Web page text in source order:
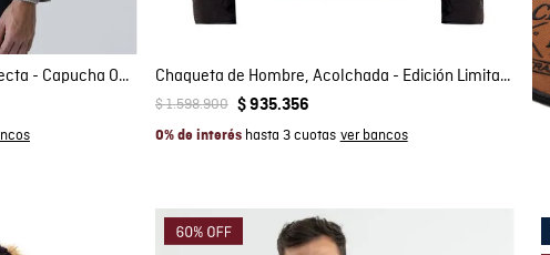
Chaqueta de Hombre, Silueta Recta - Capucha Oculta en Cuello Chaqueta de Hombre, Acolchada - Edición Limitada
$1.598.900 $ 935.356
0% de interéshasta 3 cuotas